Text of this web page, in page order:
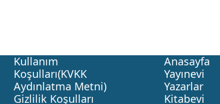
Kullanım
Koşulları(KVKK
Aydınlatma Metni)
Gizlilik Koşulları
Anasayfa
Yayınevi
Yazarlar
Kitabevi